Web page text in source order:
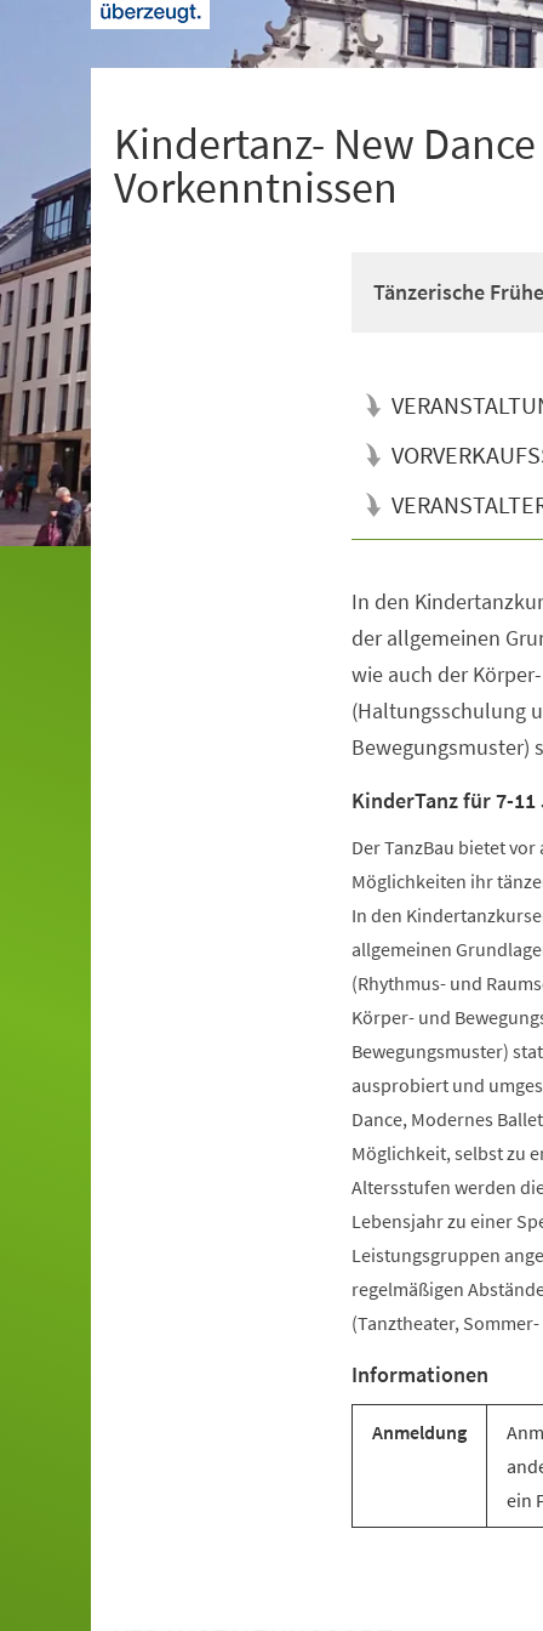
Kindertanz- New
Vorkenntnissen
Tänzerische
In den
der allgemeinen
wie auch der
(Haltungsschulung
Bewegungsmuster)
KinderTanz für 7-
Der TanzBau bietet
Möglichkeiten ihr
In den
allgemeinen
(Rhythmus- und
Körper- und
Bewegungsmuster)
ausprobiert und
Dance, Modernes
Möglichkeit, selbst zu
Altersstufen werden
Lebensjahr zu einer
Leistungsgruppen
regelmäßigen
(Tanztheater,
Informationen
Anmeldung
ein